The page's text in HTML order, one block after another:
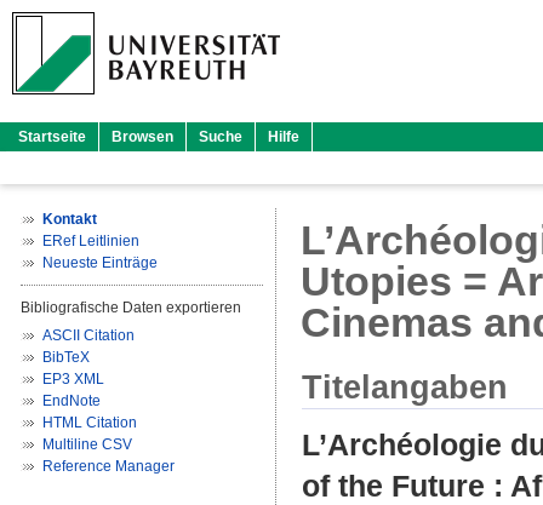
Startseite Browsen Suche Hilfe
Kontakt
ERef Leitlinien
Neueste Einträge
Bibliografische Daten exportieren
ASCII Citation
BibTeX
EP3 XML
EndNote
HTML Citation
Multiline CSV
Reference Manager
Utopies =
Cinemas
Titelangaben
L’Archéologie
of the Future :